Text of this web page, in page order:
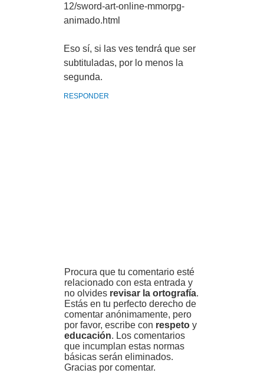
12/sword-art-online-mmorpg-
animado.html
Eso sí, si las ves tendrá que ser
subtituladas, por lo menos la
segunda.
RESPONDER
Procura que tu comentario esté
relacionado con esta entrada y
no olvides revisar la ortografía.
Estás en tu perfecto derecho de
comentar anónimamente, pero
por favor, escribe con respeto y
educación. Los comentarios
que incumplan estas normas
básicas serán eliminados.
Gracias por comentar.